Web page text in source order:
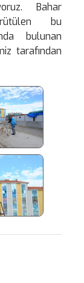
Bahar
bu
bulunan
tarafından